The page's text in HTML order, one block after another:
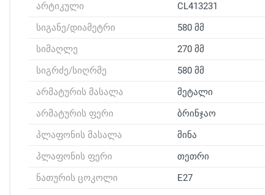
არტიკული
CL413231
სიგანე/დიამეტრი
580 მმ
სიმაღლე
270 მმ
სიგრძე/სიღრმე
580 მმ
არმატურის მასალა
მეტალი
არმატურის ფერი
ბრინჯაო
პლაფონის მასალა
მინა
პლაფონის ფერი
თეთრი
ნათურის ცოკოლი
E27